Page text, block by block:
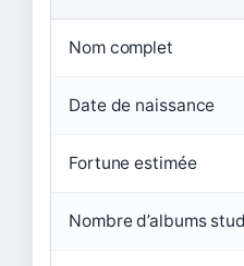
Nom complet
Date de naissance
Fortune estimée
Nombre d’albums